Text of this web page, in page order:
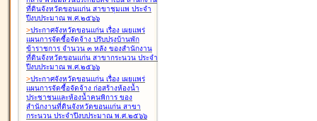
ที่ดินจังหวัดขอนแก่น สาขาชุมแพ ประจำ
ปีงบประมาณ พ.ศ.๒๕๖๖
>ประกาศจังหวัดขอนแก่น เรื่อง เผยแพร่
แผนการจัดซื้อจัดจ้าง ปรับปรุงบ้านพัก
ข้าราชการ จำนวน ๓ หลัง ของสำนักงาน
ที่ดินจังหวัดขอนแก่น สาขากระนวน ประจำ
ปีงบประมาณ พ.ศ.๒๕๖๖
>ประกาศจังหวัดขอนแก่น เรื่อง เผยแพร่
แผนการจัดซื้อจัดจ้าง ก่อสร้างห้องน้ำ
ประชาชนและห้องน้ำคนพิการ ของ
สำนักงานที่ดินจังหวัดขอนแก่น สาขา
กระนวน ประจำปีงบประมาณ พ.ศ.๒๕๖๖